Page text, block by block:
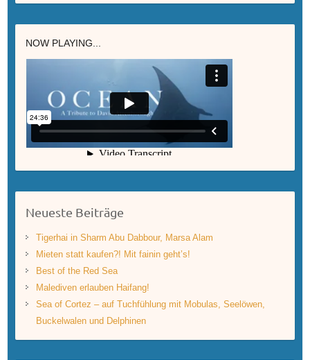
NOW PLAYING...
Neueste Beiträge
Tigerhai in Sharm Abu Dabbour, Marsa Alam
Mieten statt kaufen?! Mit fainin geht’s!
Best of the Red Sea
Malediven erlauben Haifang!
Sea of Cortez – auf Tuchfühlung mit Mobulas, Seelöwen,
Buckelwalen und Delphinen